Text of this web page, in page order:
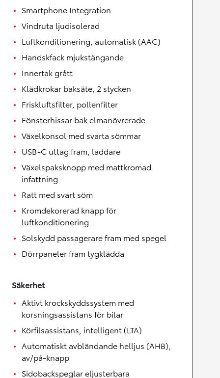
Smartphone Integration
Vindruta ljudisolerad
Luftkonditionering, automatisk (AAC)
Handskfack mjukstängande
Innertak grått
Klädkrokar baksäte, 2 stycken
Friskluftsfilter, pollenfilter
Fönsterhissar bak elmanövrerade
Växelkonsol med svarta sömmar
USB-C uttag fram, laddare
Växelspaksknopp med mattkromad
infattning
Ratt med svart söm
Kromdekorerad knapp för
luftkonditionering
Solskydd passagerare fram med spegel
Dörrpaneler fram tygklädda
Säkerhet
Aktivt krockskyddssystem med
korsningsassistans för bilar
Körfilsassistans, intelligent (LTA)
Automatiskt avbländande helljus (AHB),
av/på-knapp
Sidobackspeglar eljusterbara